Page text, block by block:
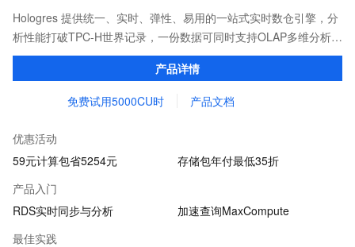
Hologres 提供统一、实时、弹性、易用的一站式实时数仓引擎，分
析性能打破TPC-H世界记录，一份数据可同时支持OLAP多维分析、
即席分析、点查、向量计算等多种场景，同时替换各类OLAP引擎与
产品详情
免费试用5000CU时 产品文档
优惠活动
59元计算包省5254元
存储包年付最低35折
产品入门
RDS实时同步与分析
加速查询MaxCompute
最佳实践